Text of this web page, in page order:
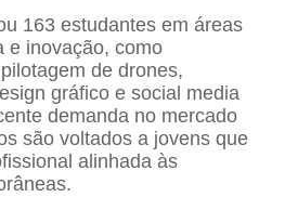
163 estudantes em áreas
e inovação, como
de drones,
gráfico e social media
demanda no mercado
são voltados a jovens que
alinhada às